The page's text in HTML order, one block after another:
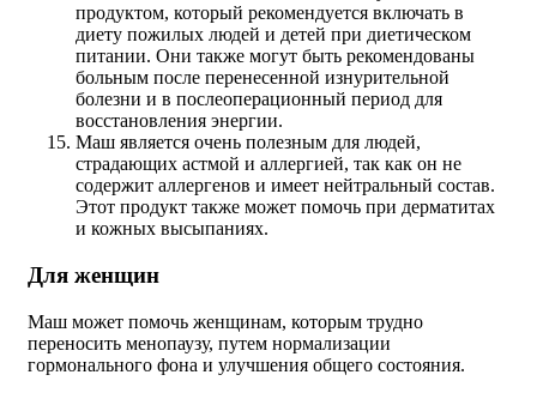
продуктом, который рекомендуется включать в
диету пожилых людей и детей при диетическом
питании. Они также могут быть рекомендованы
больным после перенесенной изнурительной
болезни и в послеоперационный период для
восстановления энергии.
Маш является очень полезным для людей,
страдающих астмой и аллергией, так как он не
содержит аллергенов и имеет нейтральный состав.
Этот продукт также может помочь при дерматитах
и кожных высыпаниях.
Для женщин
Маш может помочь женщинам, которым трудно
переносить менопаузу, путем нормализации
гормонального фона и улучшения общего состояния.